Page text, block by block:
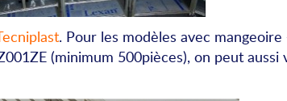
. Pour les modèles avec
(minimum 500pièces), on peut aussi